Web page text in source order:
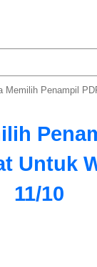
Memilih Penampil
Untuk
11/10